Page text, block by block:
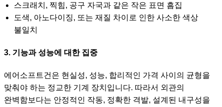
스크래치, 찍힘, 공구 자국과 같은 작은 표면 흠집
도색, 아노다이징, 또는 재질 차이로 인한 사소한 색상
불일치
3. 기능과 성능에 대한 집중
에어소프트건은 현실성, 성능, 합리적인 가격 사이의 균형을
맞춰야 하는 정교한 기계 장치입니다. 따라서 외관의
완벽함보다는 안정적인 작동, 정확한 격발, 설계된 내구성을